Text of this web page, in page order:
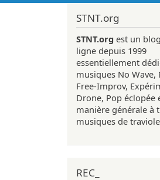
STNT.org
STNT.org est un
ligne depuis 1999
essentiellement
musiques No Wave,
Free-Improv,
Drone, Pop éclopée
manière générale à
musiques de
REC_